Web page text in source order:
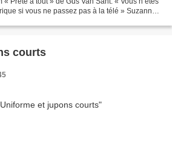
si vous ne passez pas à la télé » Suzanne
courts